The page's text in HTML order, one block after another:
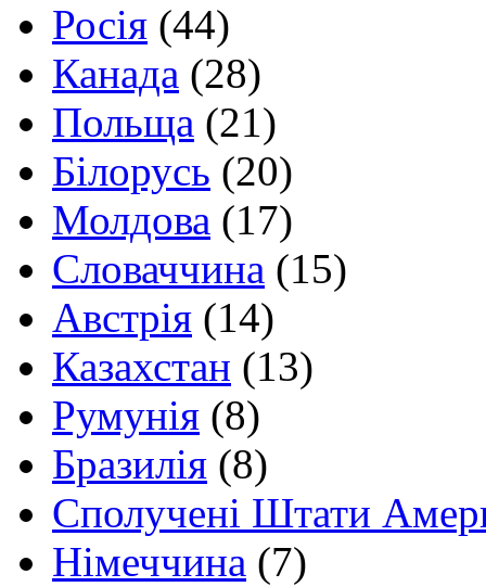
Росія (44)
Канада (28)
Польща (21)
Білорусь (20)
Молдова (17)
Словаччина (15)
Австрія (14)
Казахстан (13)
Румунія (8)
Бразилія (8)
Сполучені Штати
Німеччина (7)